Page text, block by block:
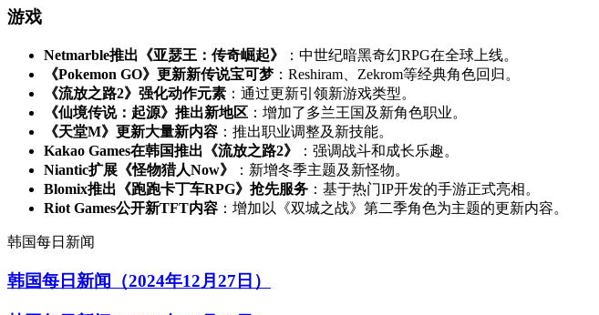
游戏
Netmarble推出《亚瑟王：传奇崛起》
：中世纪暗黑奇幻RPG在全球上线。
《Pokemon GO》更新新传说宝可梦 ：Reshiram、Zekrom等经典角色回归。
《流放之路2》强化动作元素 ：通过更新引领新游戏类型。
《仙境传说：起源》推出新地区 ：增加了多兰王国及新角色职业。
《天堂M》更新大量新内容 ：推出职业调整及新技能。
Kakao Games在韩国推出《流放之路2》
：强调战斗和成长乐趣。
Niantic扩展《怪物猎人Now》
：新增冬季主题及新怪物。
Blomix推出《跑跑卡丁车RPG》抢先服务 ：基于热门IP开发的手游正式亮相。
Riot Games公开新TFT内容 ：增加以《双城之战》第二季角色为主题的更新内容。
韩国每日新闻
韩国每日新闻（2024年12月27日）